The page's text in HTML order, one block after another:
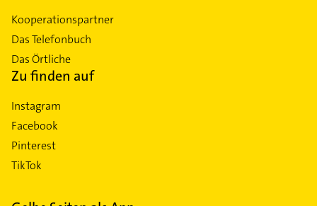
Kooperationspartner
Das Telefonbuch
Das Örtliche
Zu finden auf
Instagram
Facebook
Pinterest
TikTok